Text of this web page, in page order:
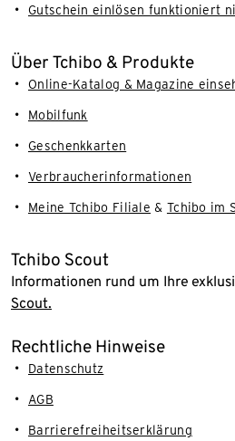
Gutschein einlösen funktioniert
Über Tchibo & Produkte
Online-Katalog & Magazine
Mobilfunk
Geschenkkarten
Verbraucherinformationen
Meine Tchibo Filiale & Tchibo im
Tchibo Scout
Informationen rund um Ihre
Scout.
Rechtliche Hinweise
Datenschutz
AGB
Barrierefreiheitserklärung